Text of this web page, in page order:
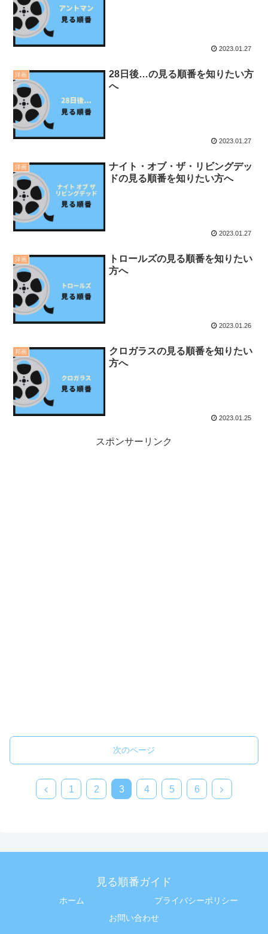
2023.01.27
洋画
28日後…の見る順番を知りたい方
へ
2023.01.27
洋画
ナイト・オブ・ザ・リビングデッ
ドの見る順番を知りたい方へ
2023.01.27
洋画
トロールズの見る順番を知りたい
方へ
2023.01.26
邦画
クロガラスの見る順番を知りたい
方へ
2023.01.25
スポンサーリンク
次のページ
前
1 2 3 4 5 6
次
見る順番ガイド
ホーム
プライバシーポリシー
お問い合わせ